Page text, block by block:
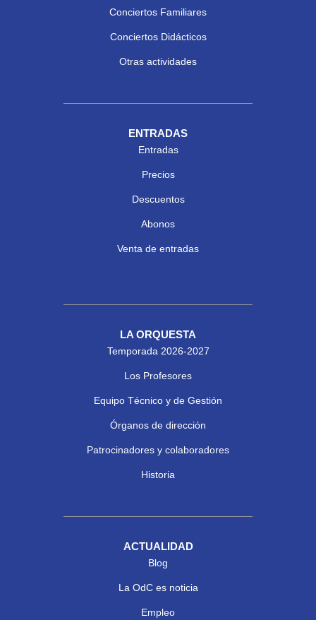
Conciertos Familiares
Conciertos Didácticos
Otras actividades
ENTRADAS
Entradas
Precios
Descuentos
Abonos
Venta de entradas
LA ORQUESTA
Temporada 2026-2027
Los Profesores
Equipo Técnico y de Gestión
Órganos de dirección
Patrocinadores y colaboradores
Historia
ACTUALIDAD
Blog
La OdC es noticia
Empleo